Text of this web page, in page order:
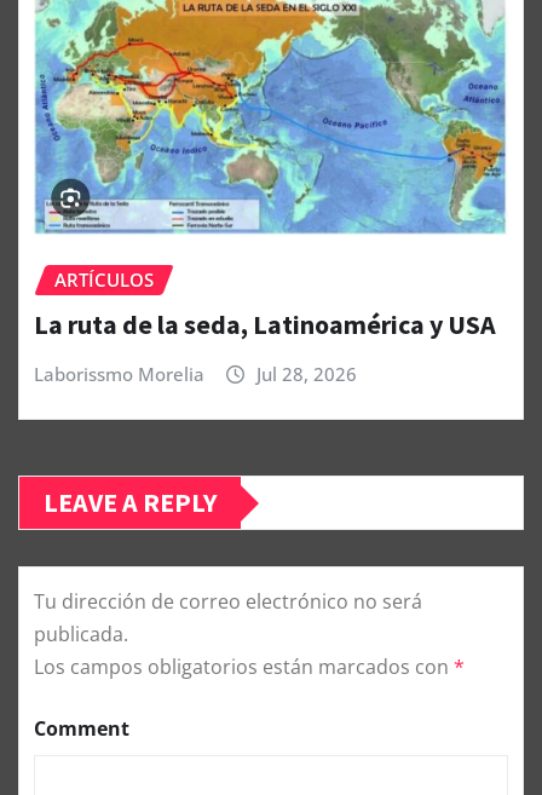
ARTÍCULOS
La ruta de la seda, Latinoamérica y USA
Laborissmo Morelia Jul 28, 2026
LEAVE A REPLY
Tu dirección de correo electrónico no será
publicada.
Los campos obligatorios están marcados con *
Comment